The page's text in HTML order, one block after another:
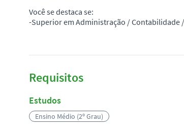
Você se destaca se:
-Superior em Administração / Contabilidade
Requisitos
Estudos
Ensino Médio (2º Grau)